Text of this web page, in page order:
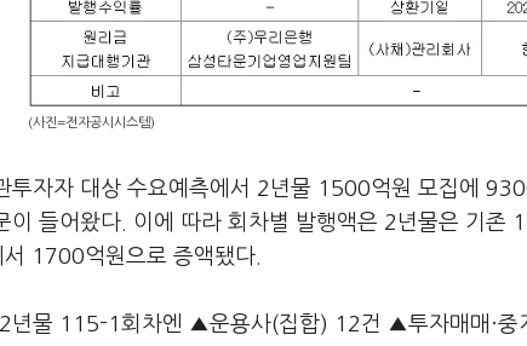
(사진=전자공시시스템)
투자자 대상 수요예측에서 2년물 1500억원 모집에
이 들어왔다. 이에 따라 회차별 발행액은 2년물은 기존
1700억원으로 증액됐다.
년물 115-1회차엔 ▲운용사(집합) 12건 ▲투자매매·중